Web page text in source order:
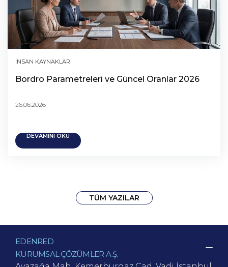
İNSAN KAYNAKLARI
Bordro Parametreleri ve Güncel Oranlar 2026
26.06.2026
DEVAMINI OKU
TÜM YAZILAR
EDENRED
KURUMSAL ÇÖZÜMLER A.Ş.